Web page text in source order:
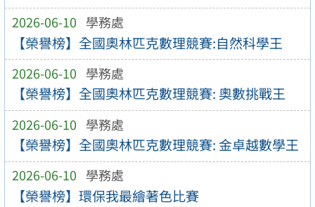
2026-06-10 學務處
【榮譽榜】全國奧林匹克數理競賽:自然科學王
2026-06-10 學務處
【榮譽榜】全國奧林匹克數理競賽: 奧數挑戰王
2026-06-10 學務處
【榮譽榜】全國奧林匹克數理競賽: 金卓越數學王
2026-06-10 學務處
【榮譽榜】環保我最繪著色比賽